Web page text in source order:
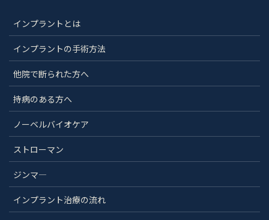
インプラントとは
インプラントの手術方法
他院で断られた方へ
持病のある方へ
ノーベルバイオケア
ストローマン
ジンマ―
インプラント治療の流れ